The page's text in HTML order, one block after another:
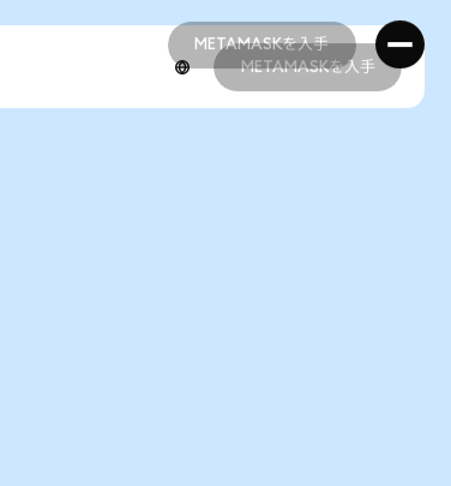
METAMASKを入手
METAMASKを入手
METAMASKを入手